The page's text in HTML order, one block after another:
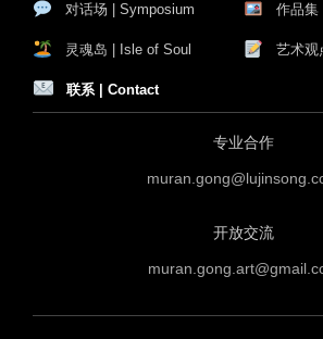
对话场 | Symposium
灵魂岛 | Isle of Soul
作品集
艺术观
联系 | Contact
专业合作
开放交流